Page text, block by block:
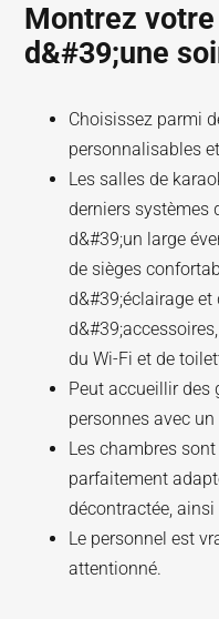
Montrez
d&#39;une
Choisissez parmi
personnalisables
Les salles de
derniers systèmes
d&#39;un large
de sièges
d&#39;éclairage et
du Wi-Fi et de
Peut accueillir des
personnes avec
Les chambres
parfaitement
décontractée,
Le personnel est
attentionné.